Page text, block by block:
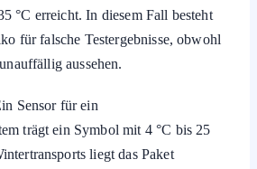
°C erreicht. In diesem Fall besteht
für falsche Testergebnisse, obwohl
aussehen.
Sensor für ein
trägt ein Symbol mit 4 °C bis 25
liegt das Paket